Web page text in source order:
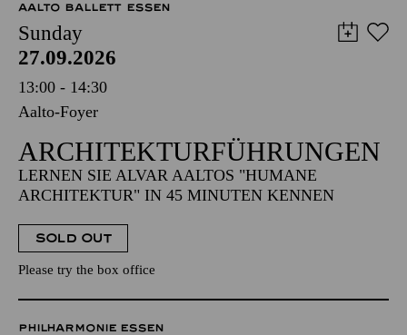
AALTO BALLETT ESSEN
Sunday
27.09.2026
13:00 - 14:30
Aalto-Foyer
ARCHITEKTUR­FÜHRUNGEN
LERNEN SIE ALVAR AALTOS "HUMANE
ARCHITEKTUR" IN 45 MINUTEN KENNEN
SOLD OUT
Please try the box office
PHILHARMONIE ESSEN